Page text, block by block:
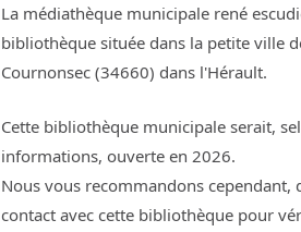
La médiathèque municipale rené
bibliothèque située dans la petite ville
Cournonsec (34660) dans l'Hérault.
Cette bibliothèque municipale serait,
informations, ouverte en 2026.
Nous vous recommandons cependant,
contact avec cette bibliothèque pour